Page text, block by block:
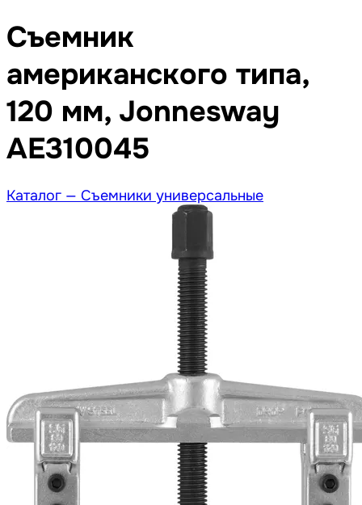
Съемник
американского типа,
120 мм, Jonnesway
AE310045
Каталог — Съемники универсальные